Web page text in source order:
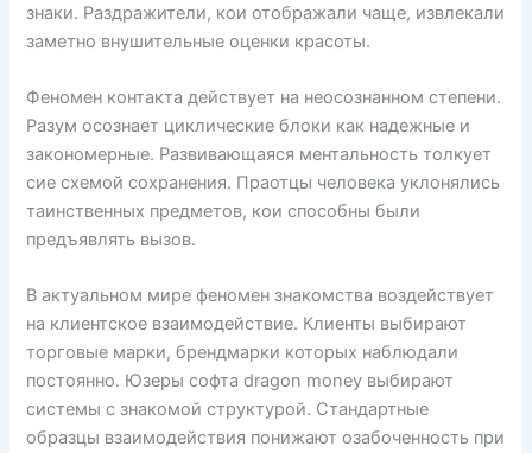
знаки. Раздражители, кои отображали чаще, извлекали
заметно внушительные оценки красоты.
Феномен контакта действует на неосознанном степени.
Разум осознает циклические блоки как надежные и
закономерные. Развивающаяся ментальность толкует
сие схемой сохранения. Праотцы человека уклонялись
таинственных предметов, кои способны были
предъявлять вызов.
В актуальном мире феномен знакомства воздействует
на клиентское взаимодействие. Клиенты выбирают
торговые марки, брендмарки которых наблюдали
постоянно. Юзеры софта dragon money выбирают
системы с знакомой структурой. Стандартные
образцы взаимодействия понижают озабоченность при